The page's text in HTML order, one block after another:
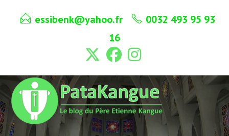
essibenk@yahoo.fr
0032 493 95 93
16